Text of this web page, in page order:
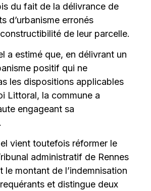
du fait de la délivrance de
d’urbanisme erronés
de leur parcelle.
a estimé que, en délivrant un
positif qui ne
les dispositions applicables
Littoral, la commune a
engageant sa
vient toutefois réformer le
administratif de Rennes
le montant de l’indemnisation
et distingue deux